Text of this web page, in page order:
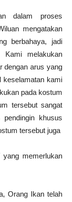
dalam proses
mengatakan
berbahaya, jadi
Kami melakukan
dengan arus yang
keselamatan kami
pada kostum
tersebut sangat
khusus
tersebut juga
yang memerlukan
Orang Ikan telah